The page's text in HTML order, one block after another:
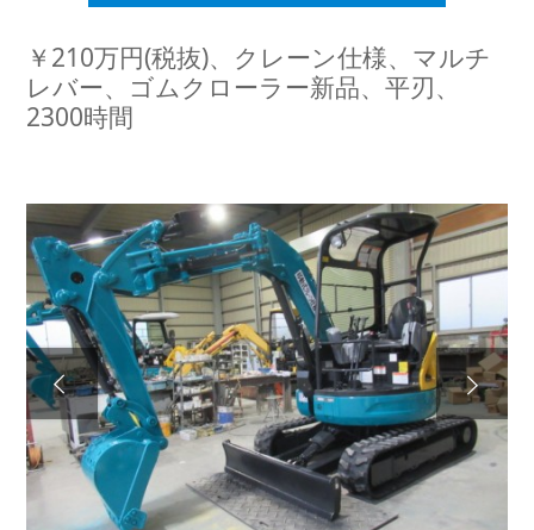
￥210万円(税抜)、クレーン仕様、マルチ
レバー、ゴムクローラー新品、平刃、
2300時間
Next